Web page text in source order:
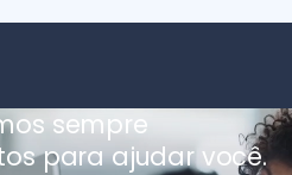
sempre
para ajudar você.